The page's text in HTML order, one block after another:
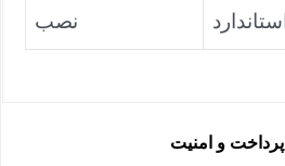
نصب
پرداخت و امنیت